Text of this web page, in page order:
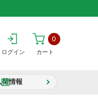
ログイン カート
0
荷情報